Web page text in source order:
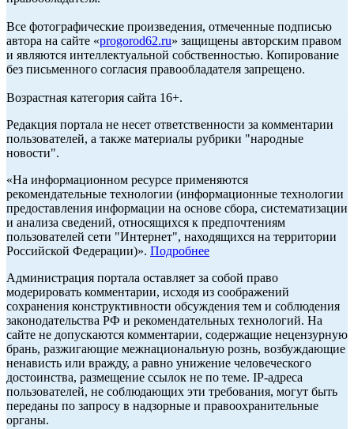
Все фотографические произведения, отмеченные подписью
автора на сайте «progorod62.ru» защищены авторским правом
и являются интеллектуальной собственностью. Копирование
без письменного согласия правообладателя запрещено.
Возрастная категория сайта 16+.
Редакция портала не несет ответственности за комментарии
пользователей, а также материалы рубрики "народные
новости".
«На информационном ресурсе применяются
рекомендательные технологии (информационные технологии
предоставления информации на основе сбора, систематизации
и анализа сведений, относящихся к предпочтениям
пользователей сети "Интернет", находящихся на территории
Российской Федерации)». Подробнее
Администрация портала оставляет за собой право
модерировать комментарии, исходя из соображений
сохранения конструктивности обсуждения тем и соблюдения
законодательства РФ и рекомендательных технологий. На
сайте не допускаются комментарии, содержащие нецензурную
брань, разжигающие межнациональную рознь, возбуждающие
ненависть или вражду, а равно унижение человеческого
достоинства, размещение ссылок не по теме. IP-адреса
пользователей, не соблюдающих эти требования, могут быть
переданы по запросу в надзорные и правоохранительные
органы.